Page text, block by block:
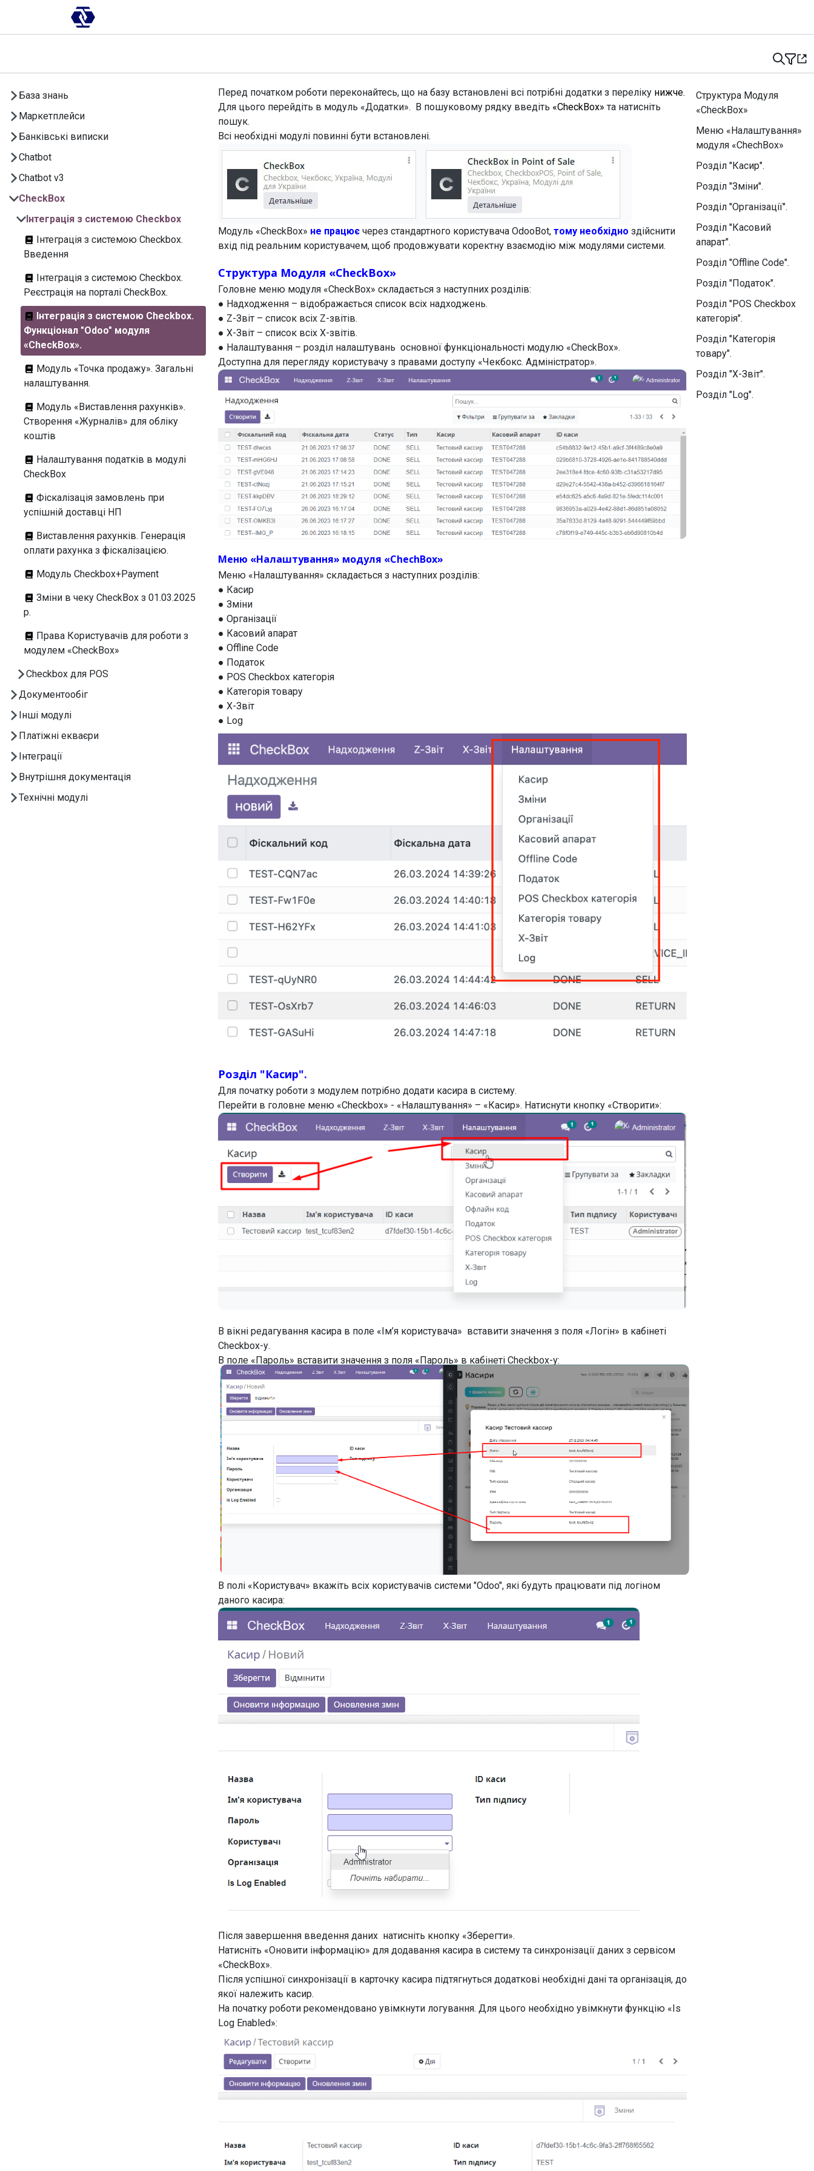
База знань
Маркетплейси
Банківські виписки
Chatbot
Chatbot v3
CheckBox
Інтеграція з системою Checkbox
Інтеграція з системою Checkbox.
Введення
Інтеграція з системою Checkbox.
Реєстрація на порталі CheckBox.
Інтеграція з системою Checkbox.
Функціонал "Odoo" модуля
«CheckBox».
Модуль «Точка продажу». Загальні
налаштування.
Модуль «Виставлення рахунків».
Створення «Журналів» для обліку
коштів
Налаштування податків в модулі
CheckBox
Фіскалізація замовлень при
успішній доставці НП
Виставлення рахунків. Генерація
оплати рахунка з фіскалізацією.
Модуль Checkbox+Payment
Зміни в чеку CheckBox з 01.03.2025
р.
Права Користувачів для роботи з
модулем «CheckBox»
Checkbox для POS
Документообіг
Інші модулі
Платіжні екваєри
Інтеграції
Внутрішня документація
Технічні модулі
Перед початком роботи переконайтесь, що на базу встановлені всі потрібні додатки з переліку нижче.
Для цього перейдіть в модуль «Додатки». В пошуковому рядку введіть «CheckBox» та натисніть
пошук.
Всі необхідні модулі повинні бути встановлені.
Модуль «CheckBox» не працює через стандартного користувача OdooBot, тому необхідно здійснити
вхід під реальним користувачем, щоб продовжувати коректну взаємодію між модулями системи.
Структура Модуля «CheckBox»
Головне меню модуля «CheckBox» складається з наступних розділів:
● Надходження – відображається список всіх надходжень.
● Z-Звіт – список всіх Z-звітів.
● X-Звіт – список всіх X-звітів.
● Налаштування – розділ налаштувань основної функціональності модулю «CheckBox».
Доступна для перегляду користувачу з правами доступу «Чекбокс. Адміністратор».
Меню «Налаштування» модуля «ChechBox»
Меню «Налаштування» складається з наступних розділів:
● Касир
● Зміни
● Організації
● Касовий апарат
● Offline Code
● Податок
● POS Checkbox категорія
● Категорія товару
● X-Звіт
● Log
Розділ "Касир".
Для початку роботи з модулем потрібно додати касира в систему.
Перейти в головне меню «Checkbox» - «Налаштування» – «Касир». Натиснути кнопку «Створити»:
В вікні редагування касира в поле «Ім’я користувача» вставити значення з поля «Логін» в кабінеті
Checkbox-у.
В поле «Пароль» вставити значення з поля «Пароль» в кабінеті Checkbox-у:
В полі «Користувач» вкажіть всіх користувачів системи "Odoo", які будуть працювати під логіном
даного касира:
Після завершення введення даних натисніть кнопку «Зберегти».
Натисніть «Оновити інформацію» для додавання касира в систему та синхронізації даних з сервісом
«CheckBox».
Після успішної синхронізації в карточку касира підтягнуться додаткові необхідні дані та організація, до
якої належить касир.
На початку роботи рекомендовано увімкнути логування. Для цього необхідно увімкнути функцію «Is
Log Enabled»:
Структура Модуля
«CheckBox»
Меню «Налаштування»
модуля «ChechBox»
Розділ "Касир".
Розділ "Зміни".
Розділ "Організації".
Розділ "Касовий
апарат".
Розділ "Offline Code".
Розділ "Податок".
Розділ "POS Checkbox
категорія".
Розділ "Категорія
товару".
Розділ "X-Звіт".
Розділ "Log".